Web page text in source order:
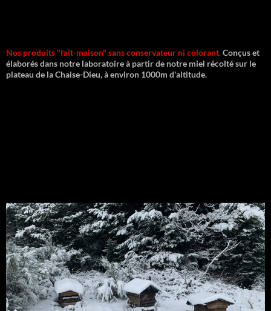
Nos produits "fait-maison" sans conservateur ni colorant.Conçus et
élaborés dans notre laboratoire à partir de notre miel récolté sur le
plateau de la Chaise-Dieu, à environ 1000m d'altitude.